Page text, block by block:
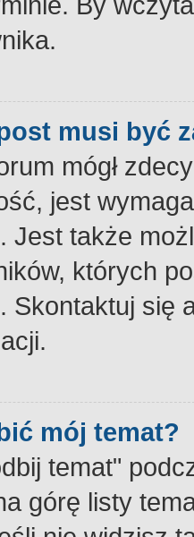
musi być
mógł
jest
Jest także
których
Skontaktuj się
mój temat?
temat"
górę listy